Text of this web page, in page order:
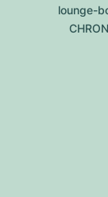
lounge-